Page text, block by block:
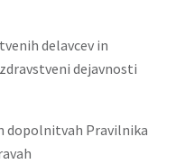
delavcev in
dejavnosti
dopolnitvah Pravilnika